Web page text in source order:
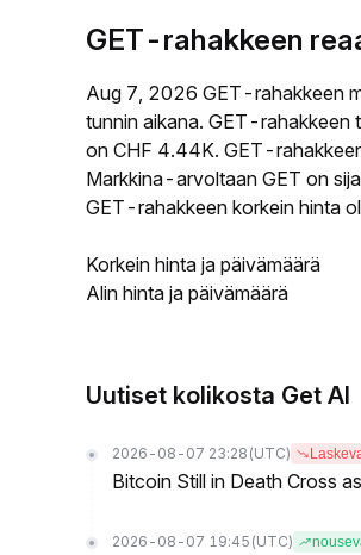
GET-rahakkeen
Aug 7, 2026 GET-rahakkeen
tunnin aikana. GET-
on CHF 4.44K. GET-
Markkina-arvoltaan GET on
GET-rahakkeen korkein hinta
Korkein hinta ja päivämäärä
Alin hinta ja päivämäärä
Uutiset kolikosta Get AI
2026-08-07 23:28 (UTC)
Bitcoin Still in Death Cross
2026-08-07 19:45 (UTC)